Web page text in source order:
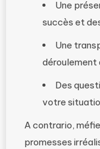
Une
succès et
Une
déroulement
Des
votre
A contrario,
promesses